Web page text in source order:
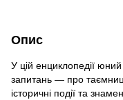
Опис
У цій енциклопедії юний
запитань — про
історичні події та